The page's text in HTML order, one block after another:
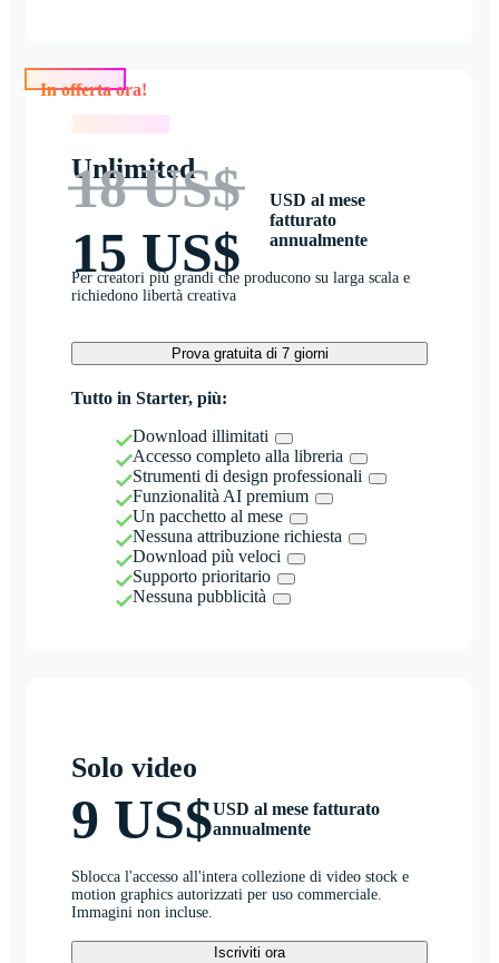
Unlimited
18 US$
15 US$
USD al mese
fatturato
annualmente
Per creatori più grandi che producono su larga scala e
richiedono libertà creativa
Prova gratuita di 7 giorni
Tutto in Starter, più:
Download illimitati
Accesso completo alla libreria
Strumenti di design professionali
Funzionalità AI premium
Un pacchetto al mese
Nessuna attribuzione richiesta
Download più veloci
Supporto prioritario
Nessuna pubblicità
Solo video
9 US$USD al mese fatturato
annualmente
Sblocca l'accesso all'intera collezione di video stock e
motion graphics autorizzati per uso commerciale.
Immagini non incluse.
Iscriviti ora